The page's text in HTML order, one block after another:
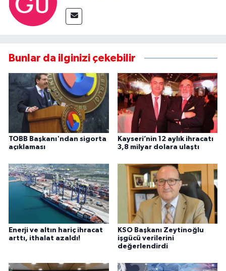
Bunlar da ilginizi çekebilir
TOBB Başkanı'ndan sigorta
açıklaması
Kayseri’nin 12 aylık ihracatı
3,8 milyar dolara ulaştı
Enerji ve altın hariç ihracat
arttı, ithalat azaldı!
KSO Başkanı Zeytinoğlu
işgücü verilerini
değerlendirdi